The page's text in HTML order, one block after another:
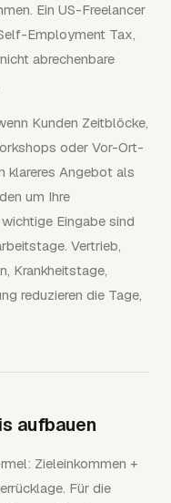
Ein US-Freelancer
Employment Tax,
abrechenbare
Kunden Zeitblöcke,
oder Vor-Ort-
klareres Angebot als
um Ihre
Eingabe sind
Vertrieb,
Krankheitstage,
reduzieren die Tage,
aufbauen
Zieleinkommen +
Für die